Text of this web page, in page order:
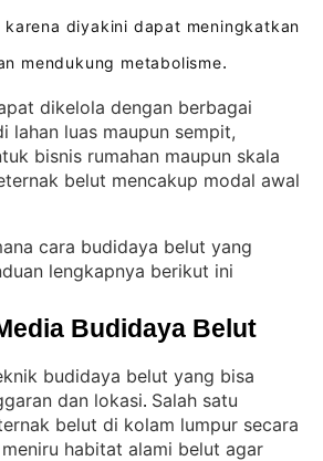
diyakini dapat meningkatkan
mendukung metabolisme.
dikelola dengan berbagai
lahan luas maupun sempit,
bisnis rumahan maupun skala
belut mencakup modal awal
cara budidaya belut yang
lengkapnya berikut ini
Budidaya Belut
budidaya belut yang bisa
dan lokasi. Salah satu
belut di kolam lumpur secara
habitat alami belut agar